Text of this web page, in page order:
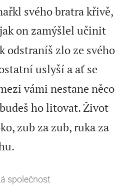
svého bratra křivě,
on zamýšlel učinit
odstraníš zlo ze svého
uslyší a ať se
vámi nestane něco
ho litovat. Život
zub za zub, ruka za
společnost